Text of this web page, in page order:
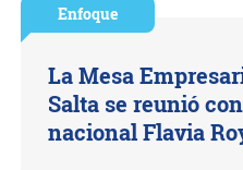
Enfoque
La Mesa
Salta se reunió
nacional Flavia